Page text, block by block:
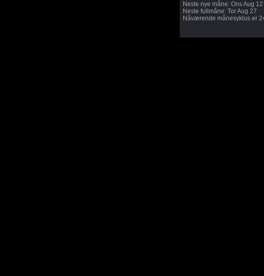
Neste nye måne: Ons Aug 12
Neste fullmåne: Tor Aug 27
Nåværende månesyklus er